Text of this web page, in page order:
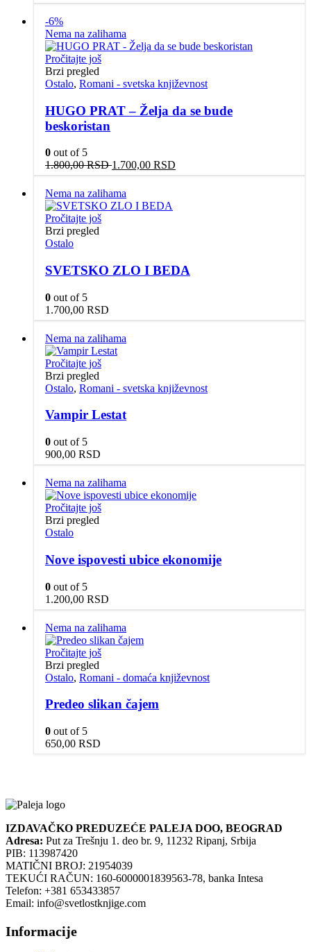
-6%
Nema na zalihama
Pročitajte još
Brzi pregled
Ostalo, Romani - svetska književnost
HUGO PRAT – Želja da se bude
beskoristan
0 out of 5
1.800,00RSDOriginalna
cena
je
bila:
1.800,00 RSD.
1.700,00 RSD
cena
Nema na zalihama
Pročitajte još
Brzi pregled
Ostalo
SVETSKO ZLO I BEDA
0 out of 5
1.700,00 RSD
Nema na zalihama
Pročitajte još
Brzi pregled
Ostalo, Romani - svetska književnost
Vampir Lestat
0 out of 5
900,00 RSD
Nema na zalihama
Pročitajte još
Brzi pregled
Ostalo
Nove ispovesti ubice ekonomije
0 out of 5
1.200,00 RSD
Nema na zalihama
Pročitajte još
Brzi pregled
Ostalo, Romani - domaća književnost
Predeo slikan čajem
0 out of 5
650,00 RSD
IZDAVAČKO PREDUZEĆE PALEJA DOO, BEOGRAD
Adresa: Put za Trešnju 1. deo br. 9, 11232 Ripanj, Srbija
PIB: 113987420
MATIČNI BROJ: 21954039
TEKUĆI RAČUN: 160-6000001839563-78, banka Intesa
Telefon: +381 653433857
Email: info@svetlostknjige.com
Informacije